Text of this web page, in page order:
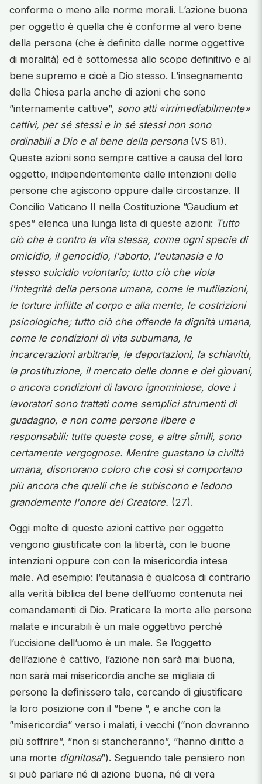
conforme o meno alle norme morali. L’azione buona
per oggetto è quella che è conforme al vero bene
della persona (che è definito dalle norme oggettive
di moralità) ed è sottomessa allo scopo definitivo e al
bene supremo e cioè a Dio stesso. L’insegnamento
della Chiesa parla anche di azioni che sono
”internamente cattive”, sono atti «irrimediabilmente»
cattivi, per sé stessi e in sé stessi non sono
ordinabili a Dio e al bene della persona(VS 81).
Queste azioni sono sempre cattive a causa del loro
oggetto, indipendentemente dalle intenzioni delle
persone che agiscono oppure dalle circostanze. Il
Concilio Vaticano II nella Costituzione ”Gaudium et
spes” elenca una lunga lista di queste azioni: Tutto
ciò che è contro la vita stessa, come ogni specie di
omicidio, il genocidio, l'aborto, l'eutanasia e lo
stesso suicidio volontario; tutto ciò che viola
l'integrità della persona umana, come le mutilazioni,
le torture inflitte al corpo e alla mente, le costrizioni
psicologiche; tutto ciò che offende la dignità umana,
come le condizioni di vita subumana, le
incarcerazioni arbitrarie, le deportazioni, la schiavitù,
la prostituzione, il mercato delle donne e dei giovani,
o ancora condizioni di lavoro ignominiose, dove i
lavoratori sono trattati come semplici strumenti di
guadagno, e non come persone libere e
responsabili: tutte queste cose, e altre simili, sono
certamente vergognose. Mentre guastano la civiltà
umana, disonorano coloro che così si comportano
più ancora che quelli che le subiscono e ledono
grandemente l'onore del Creatore. (27).
Oggi molte di queste azioni cattive per oggetto
vengono giustificate con la libertà, con le buone
intenzioni oppure con con la misericordia intesa
male. Ad esempio: l’eutanasia è qualcosa di contrario
alla verità biblica del bene dell’uomo contenuta nei
comandamenti di Dio. Praticare la morte alle persone
malate e incurabili è un male oggettivo perché
l’uccisione dell’uomo è un male. Se l’oggetto
dell’azione è cattivo, l’azione non sarà mai buona,
non sarà mai misericordia anche se migliaia di
persone la definissero tale, cercando di giustificare
la loro posizione con il ”bene ”, e anche con la
”misericordia” verso i malati, i vecchi (”non dovranno
più soffrire”, ”non si stancheranno”, ”hanno diritto a
una morte dignitosa”). Seguendo tale pensiero non
si può parlare né di azione buona, né di vera